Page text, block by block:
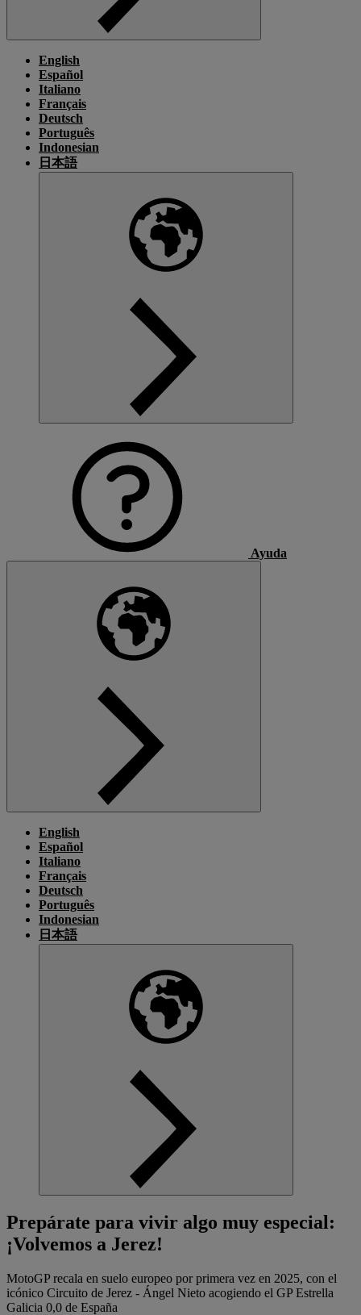
English
Español
Italiano
Français
Deutsch
Português
Indonesian
日本語
Ayuda
English
Español
Italiano
Français
Deutsch
Português
Indonesian
日本語
Prepárate para vivir algo muy especial:
¡Volvemos a Jerez!
MotoGP recala en suelo europeo por primera vez en 2025, con el
icónico Circuito de Jerez - Ángel Nieto acogiendo el GP Estrella
Galicia 0,0 de España